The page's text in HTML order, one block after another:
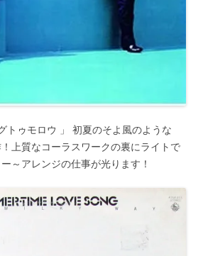
トゥモロウ 」 初夏のそよ風のような
上質なコーラスワークの裏にライトで
～アレンジの仕事が光ります！